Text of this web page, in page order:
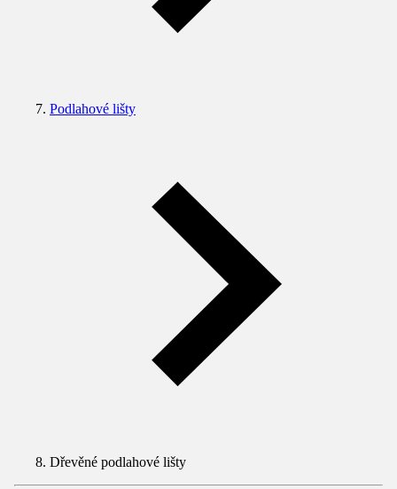
Podlahové lišty
Dřevěné podlahové lišty